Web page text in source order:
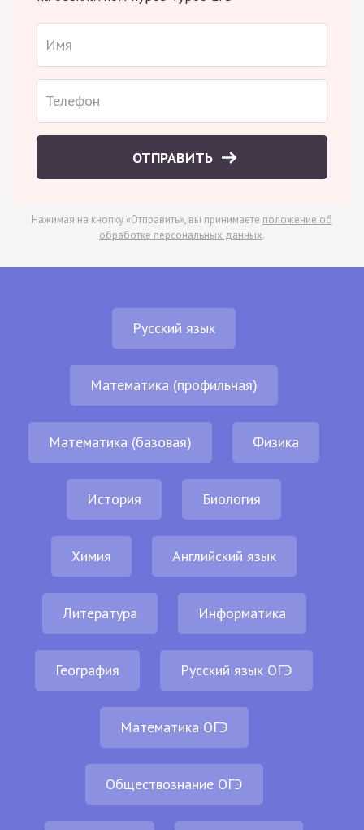
ОТПРАВИТЬ
Нажимая на кнопку «Отправить», вы принимаете положение об
обработке персональных данных.
Русский язык
Математика (профильная)
Математика (базовая) Физика
История Биология
Химия Английский язык
Литература Информатика
География Русский язык ОГЭ
Математика ОГЭ
Обществознание ОГЭ